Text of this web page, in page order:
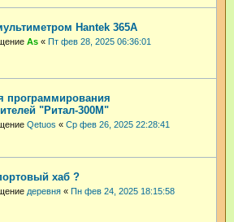
Hantek 365A
As « Пт фев 28, 2025 06:36:01
программирования
"Ритал-300М"
Qetuos « Ср фев 26, 2025 22:28:41
хаб ?
деревня « Пн фев 24, 2025 18:15:58